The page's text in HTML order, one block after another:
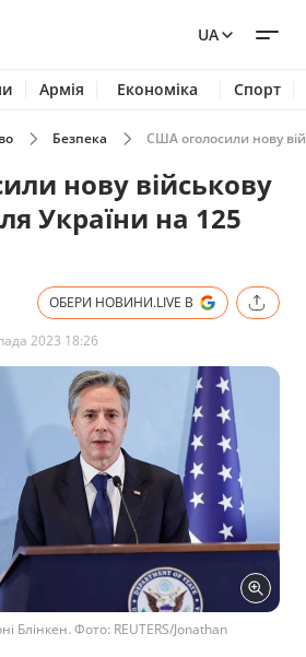
UA
Армія Економіка Спорт
Безпека США оголосили нову
нову військову
України на 125
ОБЕРИ НОВИНИ.LIVE В
2023 18:26
Блінкен. Фото: REUTERS/Jonathan